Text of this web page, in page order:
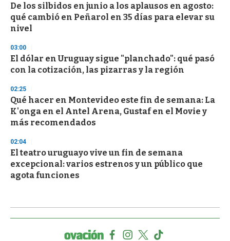
De los silbidos en junio a los aplausos en agosto:
qué cambió en Peñarol en 35 días para elevar su
nivel
03:00
El dólar en Uruguay sigue "planchado": qué pasó
con la cotización, las pizarras y la región
02:25
Qué hacer en Montevideo este fin de semana: La
K'onga en el Antel Arena, Gustaf en el Movie y
más recomendados
02:04
El teatro uruguayo vive un fin de semana
excepcional: varios estrenos y un público que
agota funciones